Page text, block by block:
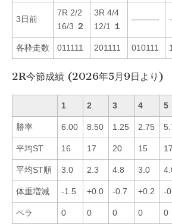
3日前
7R 2/2
16/3 ２
3R 4/4
12/1
１
———-
各枠走数 011111 201111 010111
2R今節成績 (2026年5月9日より)
1 2 3 4 5
勝率 6.00 8.50 1.25 2.75
平均ST 16 17 20 15 17
平均ST順 3.0 2.3 4.8 3.0
体重増減 -1.5 +0.0 -0.7 +0.2 -
ペラ 0 0 0 0 0